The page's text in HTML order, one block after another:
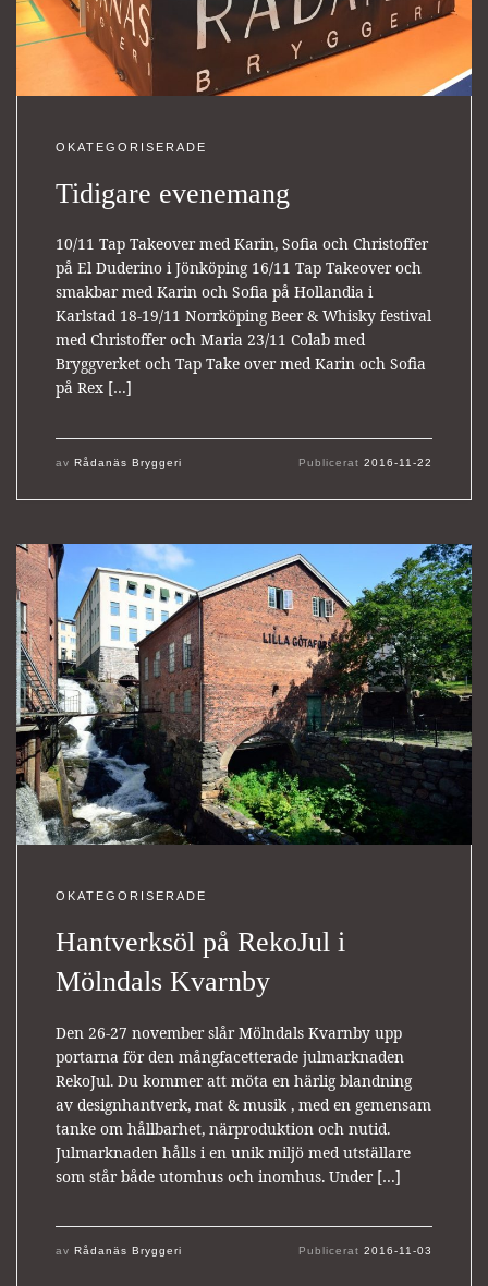
OKATEGORISERADE
Tidigare evenemang
10/11 Tap Takeover med Karin, Sofia och Christoffer
på El Duderino i Jönköping 16/11 Tap Takeover och
smakbar med Karin och Sofia på Hollandia i
Karlstad 18-19/11 Norrköping Beer & Whisky festival
med Christoffer och Maria 23/11 Colab med
Bryggverket och Tap Take over med Karin och Sofia
på Rex […]
av Rådanäs Bryggeri Publicerat2016-11-22
OKATEGORISERADE
Hantverksöl på RekoJul i
Mölndals Kvarnby
Den 26-27 november slår Mölndals Kvarnby upp
portarna för den mångfacetterade julmarknaden
RekoJul. Du kommer att möta en härlig blandning
av designhantverk, mat & musik , med en gemensam
tanke om hållbarhet, närproduktion och nutid.
Julmarknaden hålls i en unik miljö med utställare
som står både utomhus och inomhus. Under […]
av Rådanäs Bryggeri Publicerat2016-11-03